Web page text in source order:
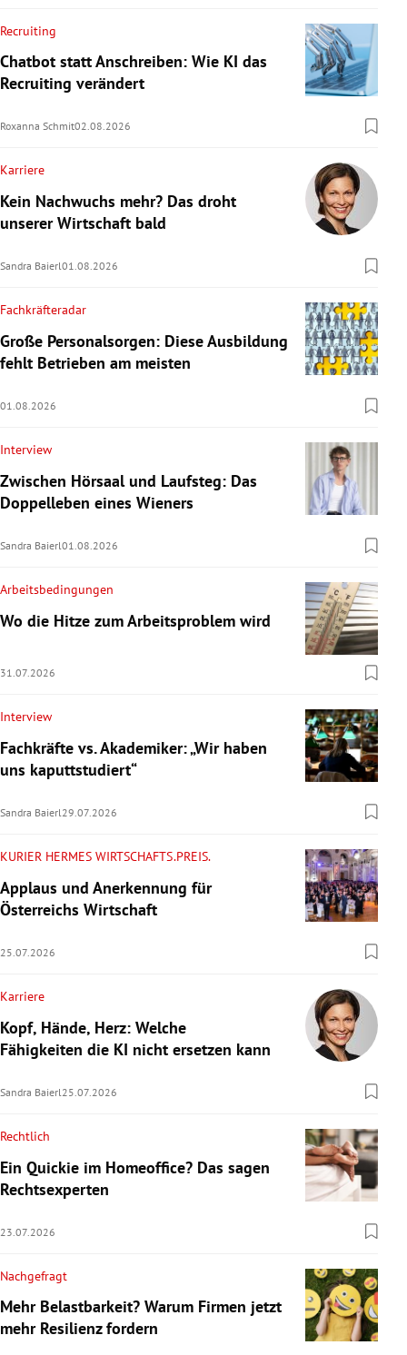
Recruiting
Chatbot statt Anschreiben: Wie KI das
Recruiting verändert
Roxanna Schmit02.08.2026
Karriere
Kein Nachwuchs mehr? Das droht
unserer Wirtschaft bald
Sandra Baierl01.08.2026
Fachkräfteradar
Große Personalsorgen: Diese Ausbildung
fehlt Betrieben am meisten
01.08.2026
Interview
Zwischen Hörsaal und Laufsteg: Das
Doppelleben eines Wieners
Sandra Baierl01.08.2026
Arbeitsbedingungen
Wo die Hitze zum Arbeitsproblem wird
31.07.2026
Interview
Fachkräfte vs. Akademiker: „Wir haben
uns kaputtstudiert“
Sandra Baierl 29.07.2026
KURIER HERMES WIRTSCHAFTS.PREIS.
Applaus und Anerkennung für
Österreichs Wirtschaft
25.07.2026
Karriere
Kopf, Hände, Herz: Welche
Fähigkeiten die KI nicht ersetzen kann
Sandra Baierl 25.07.2026
Rechtlich
Ein Quickie im Homeoffice? Das sagen
Rechtsexperten
23.07.2026
Nachgefragt
Mehr Belastbarkeit? Warum Firmen jetzt
mehr Resilienz fordern